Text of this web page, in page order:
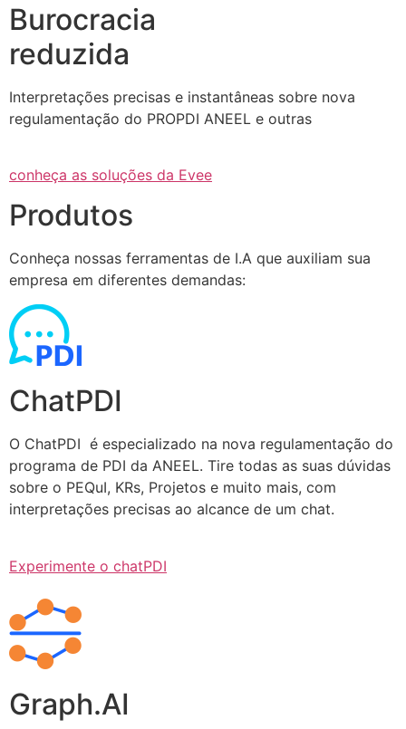
Burocracia
reduzida
Interpretações precisas e instantâneas sobre nova
regulamentação do PROPDI ANEEL e outras
conheça as soluções da Evee
Produtos
Conheça nossas ferramentas de I.A que auxiliam sua
empresa em diferentes demandas:
ChatPDI
O ChatPDI é especializado na nova regulamentação do
programa de PDI da ANEEL. Tire todas as suas dúvidas
sobre o PEQuI, KRs, Projetos e muito mais, com
interpretações precisas ao alcance de um chat.
Experimente o chatPDI
Graph.AI